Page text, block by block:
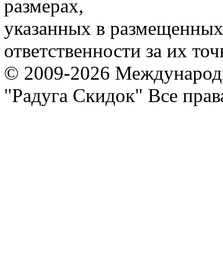
размерах,
указанных в
ответственности за их
© 2009-2026
"Радуга Скидок" Все